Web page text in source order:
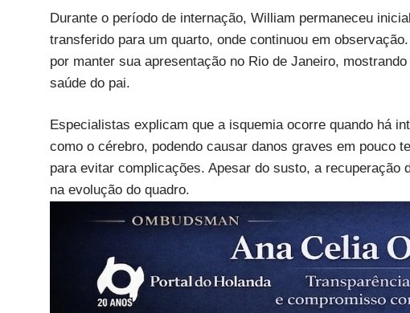
Durante o período de internação, William permaneceu
transferido para um quarto, onde continuou em
por manter sua apresentação no Rio de Janeiro,
saúde do pai.
Especialistas explicam que a isquemia ocorre quando há
como o cérebro, podendo causar danos graves em pouco
para evitar complicações. Apesar do susto, a
na evolução do quadro.